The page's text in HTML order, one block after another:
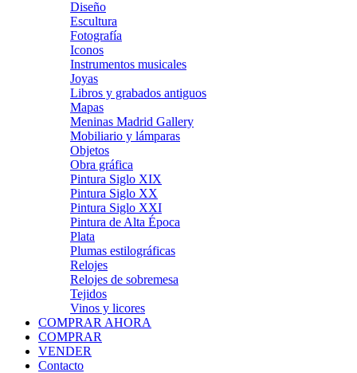
Diseño
Escultura
Fotografía
Iconos
Instrumentos musicales
Joyas
Libros y grabados antiguos
Mapas
Meninas Madrid Gallery
Mobiliario y lámparas
Objetos
Obra gráfica
Pintura Siglo XIX
Pintura Siglo XX
Pintura Siglo XXI
Pintura de Alta Época
Plata
Plumas estilográficas
Relojes
Relojes de sobremesa
Tejidos
Vinos y licores
COMPRAR AHORA
COMPRAR
VENDER
Contacto